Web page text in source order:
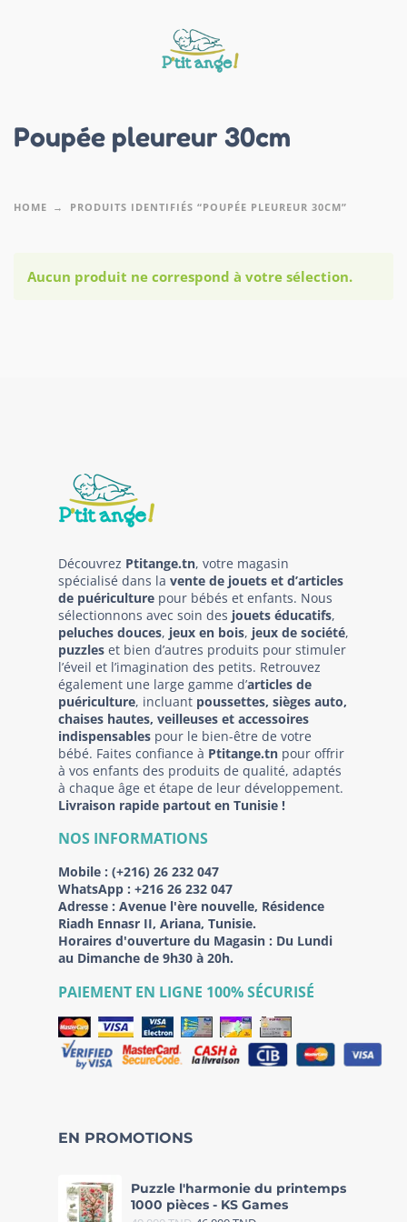
Poupée pleureur 30cm
HOME PRODUITS IDENTIFIÉS “POUPÉE PLEUREUR 30CM”
Aucun produit ne correspond à votre sélection.
Découvrez Ptitange.tn, votre magasin
spécialisé dans la vente de jouets et d’articles
de puériculture pour bébés et enfants. Nous
sélectionnons avec soin des jouets éducatifs,
peluches douces, jeux en bois, jeux de société,
puzzles et bien d’autres produits pour stimuler
l’éveil et l’imagination des petits. Retrouvez
également une large gamme d’articles de
puériculture, incluant poussettes, sièges auto,
chaises hautes, veilleuses et accessoires
indispensables pour le bien-être de votre
bébé. Faites confiance à Ptitange.tn pour offrir
à vos enfants des produits de qualité, adaptés
à chaque âge et étape de leur développement.
Livraison rapide partout en Tunisie !
NOS INFORMATIONS
Mobile : (+216) 26 232 047
WhatsApp : +216 26 232 047
Adresse : Avenue l'ère nouvelle, Résidence
Riadh Ennasr II, Ariana, Tunisie.
Horaires d'ouverture du Magasin : Du Lundi
au Dimanche de 9h30 à 20h.
PAIEMENT EN LIGNE 100% SÉCURISÉ
EN PROMOTIONS
Puzzle l'harmonie du printemps
1000 pièces - KS Games